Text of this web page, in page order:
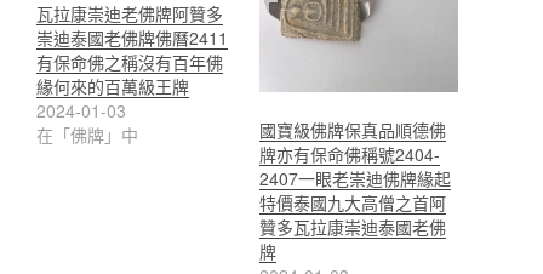
瓦拉康崇迪老佛牌阿贊多
崇迪泰國老佛牌佛曆2411
有保命佛之稱沒有百年佛
緣何來的百萬級王牌
2024-01-03
在「佛牌」中
國寶級佛牌保真品順德佛
牌亦有保命佛稱號2404-
2407一眼老崇迪佛牌緣起
特價泰國九大高僧之首阿
贊多瓦拉康崇迪泰國老佛
牌